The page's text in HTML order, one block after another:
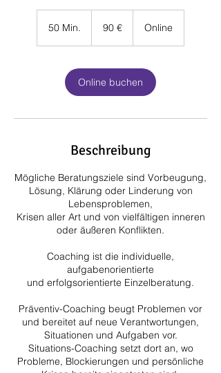
50 Min.
i
n
.
90 € Online
Online buchen
Beschreibung
Mögliche Beratungsziele sind Vorbeugung,
Lösung, Klärung oder Linderung von
Lebensproblemen,
Krisen aller Art und von vielfältigen inneren
oder äußeren Konflikten.
Coaching ist die individuelle,
aufgabenorientierte
und erfolgsorientierte Einzelberatung.
Präventiv-Coaching beugt Problemen vor
und bereitet auf neue Verantwortungen,
Situationen und Aufgaben vor.
Situations-Coaching setzt dort an, wo
Probleme, Blockierungen und persönliche